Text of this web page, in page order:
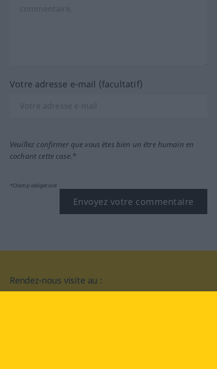
Votre adresse e-mail (facultatif)
Veuillez confirmer que vous êtes bien un être humain en
cochant cette case.*
*Champ obligatoire
Envoyez votre commentaire
Rendez-nous visite au :